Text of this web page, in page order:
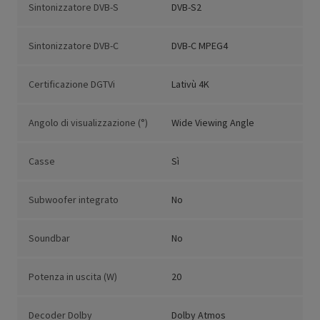
Sintonizzatore DVB-S DVB-S2
Sintonizzatore DVB-C DVB-C MPEG4
Certificazione DGTVi Lativù 4K
Angolo di visualizzazione (°) Wide Viewing Angle
Casse Sì
Subwoofer integrato No
Soundbar No
Potenza in uscita (W) 20
Decoder Dolby Dolby Atmos